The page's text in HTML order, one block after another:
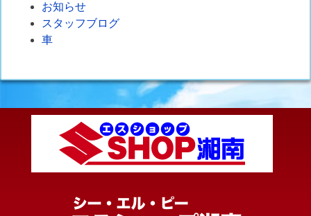
お知らせ
スタッフブログ
車